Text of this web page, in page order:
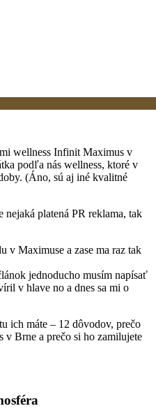
wellness Infinit Maximus v
podľa nás wellness, ktoré v
(Áno, sú aj iné kvalitné
platená PR reklama, tak
v Maximuse a zase ma raz tak
jednoducho musím napísať
v hlave no a dnes sa mi o
ich máte – 12 dôvodov, prečo
Brne a prečo si ho zamilujete